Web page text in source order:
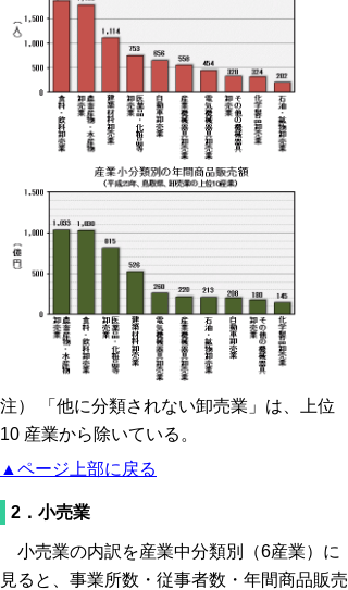
注） 「他に分類されない卸売業」は、上位
10 産業から除いている。
▲ページ上部に戻る
2．小売業
小売業の内訳を産業中分類別（6産業）に
見ると、事業所数・従事者数・年間商品販売